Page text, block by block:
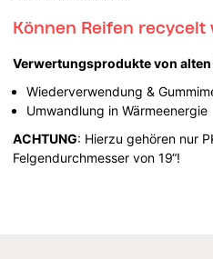
Können Reifen recycelt
Verwertungsprodukte von
Wiederverwendung &
Umwandlung in Wärmeenergie
ACHTUNG: Hierzu gehören nur
Felgendurchmesser von 19“!